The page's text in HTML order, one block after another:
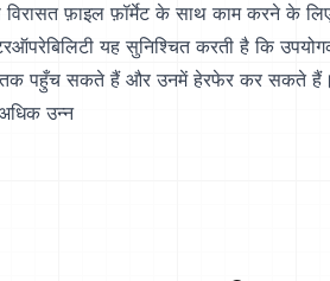
फ़ाइल फ़ॉर्मेट के साथ काम करने के
यह सुनिश्चित करती है कि
तक पहुँच सकते हैं और उनमें हेरफेर कर सकते हैं।
उन्न